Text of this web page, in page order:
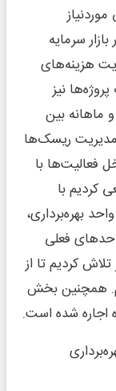
سرمایه
هزینه‌‌های
نیز
ماهانه بین
مدیریت ریسک‌‌ها
فعالیت‌‌ها با
کردیم با
بهره‌‌برداری،
فعلی
کردیم تا از
همچنین بخش
اجاره شده است.